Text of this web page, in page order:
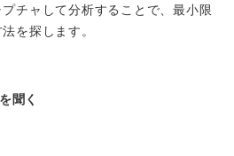
チャして分析することで、最小限
を探します。
聞く